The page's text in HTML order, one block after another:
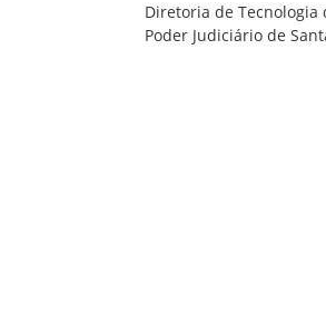
Diretoria de Tecnologia
Poder Judiciário de